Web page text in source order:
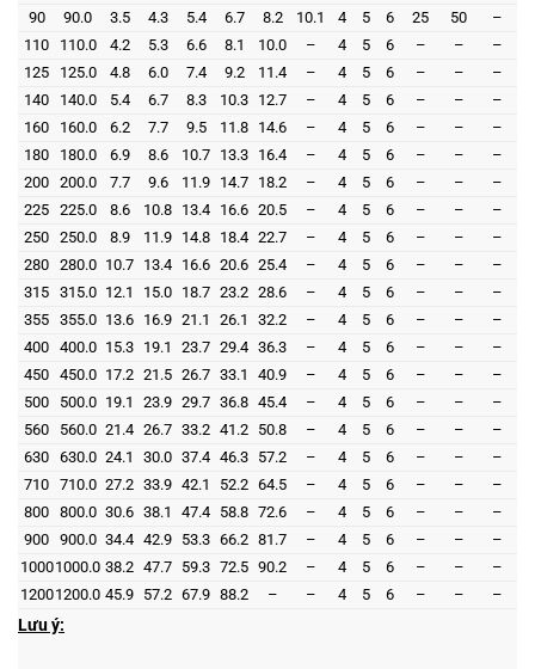
90
90.0 3.5 4.3 5.4 6.7 8.2 10.1 4 5 6 25 50
–
110
110.0 4.2 5.3 6.6 8.1 10.0 – 4 5 6 – –
–
125
125.0 4.8 6.0 7.4 9.2 11.4 – 4 5 6 – –
–
140
140.0 5.4 6.7 8.3 10.3 12.7 – 4 5 6 – –
–
160
160.0 6.2 7.7 9.5 11.8 14.6 – 4 5 6 – –
–
180
180.0 6.9 8.6 10.7 13.3 16.4 – 4 5 6 – –
–
200 200.0 7.7 9.6 11.9 14.7 18.2 – 4 5 6 – –
–
225 225.0 8.6 10.8 13.4 16.6 20.5 – 4 5 6 – –
–
250 250.0 8.9 11.9 14.8 18.4 22.7 – 4 5 6 – –
–
280 280.0 10.7 13.4 16.6 20.6 25.4 – 4 5 6 – –
–
315 315.0 12.1 15.0 18.7 23.2 28.6 – 4 5 6 – –
–
355 355.0 13.6 16.9 21.1 26.1 32.2 – 4 5 6 – –
–
400 400.0 15.3 19.1 23.7 29.4 36.3 – 4 5 6 – –
–
450 450.0 17.2 21.5 26.7 33.1 40.9 – 4 5 6 – –
–
500
500.0 19.1 23.9 29.7 36.8 45.4 – 4 5 6 – –
–
560
560.0 21.4 26.7 33.2 41.2 50.8 – 4 5 6 – –
–
630 630.0 24.1 30.0 37.4 46.3 57.2 – 4 5 6 – –
–
710 710.0 27.2 33.9 42.1 52.2 64.5 – 4 5 6 – –
–
800 800.0 30.6 38.1 47.4 58.8 72.6 – 4 5 6 – –
–
900 900.0 34.4 42.9 53.3 66.2 81.7 – 4 5 6 – –
–
10001000.0 38.2 47.7 59.3 72.5 90.2 – 4 5 6 – –
–
12001200.0 45.9 57.2 67.9 88.2 – – 4 5 6 – – –
Lưu ý: